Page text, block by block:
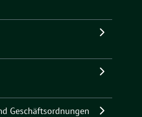
Geschäftsordnungen